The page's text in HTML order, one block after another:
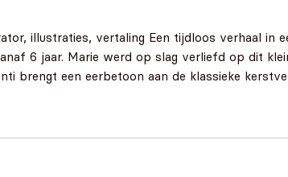
illustraties, vertaling Een tijdloos verhaal in
6 jaar. Marie werd op slag verliefd op dit
brengt een eerbetoon aan de klassieke